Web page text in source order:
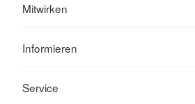
Mitwirken
Informieren
Service